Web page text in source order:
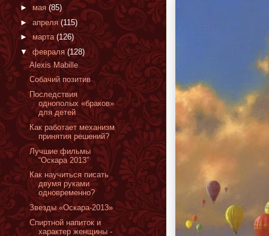
► мая (85)
►апреля (115)
► марта (126)
▼ февраля (128)
Alexis Mabille
Собачий позитив
Последствия
однополых «браков»
для детей
Как работает механизм
принятия решений?
Лучшие фильмы
“Оскара 2013”
Как научиться писать
двумя руками
одновременно?
Звезды «Оскара-2013»
Спиртной напиток и
характер женщины -